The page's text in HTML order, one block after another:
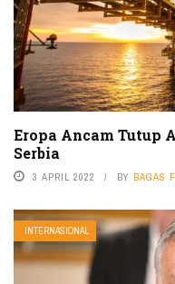
Eropa Ancam Tutup
Serbia
3 APRIL 2022 BY BAGAS
INTERNASIONAL